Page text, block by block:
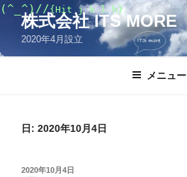
コ
ン
株式会社 ITS MORE
2020年4月設立
メニュー
日: 2020年10月4日
投
2020年10月4日
(^_^)//{Hit j k l h}